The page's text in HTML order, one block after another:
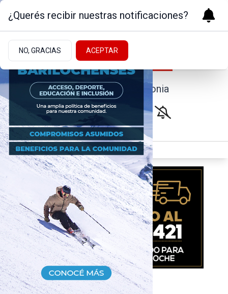
Noticias de la Patagonia
¿Querés recibir nuestras notificaciones?
NO, GRACIAS ACEPTAR